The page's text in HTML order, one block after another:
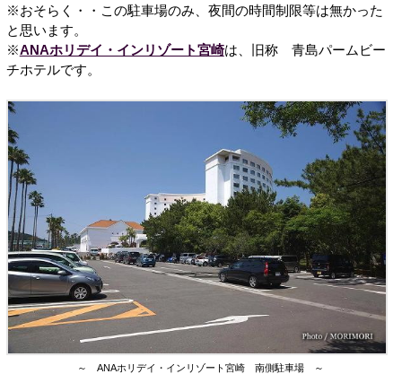
※おそらく・・この駐車場のみ、夜間の時間制限等は無かった
と思います。
※ANAホリデイ・インリゾート宮崎は、旧称 青島パームビー
チホテルです。
～ ANAホリデイ・インリゾート宮崎 南側駐車場 ～